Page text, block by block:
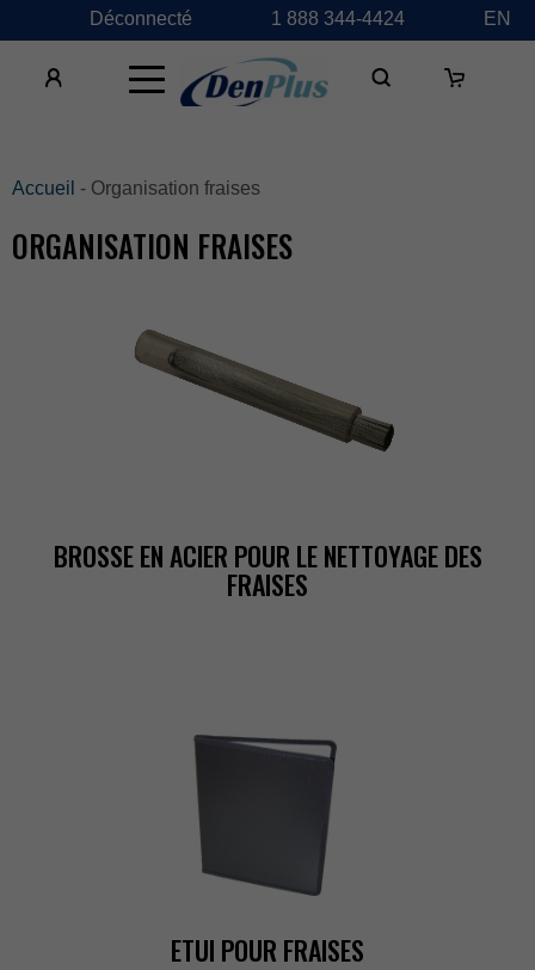
Déconnecté 1888344-4424 EN
×
Accueil -Organisationfraises
ORGANISATIONFRAISES
BROSSEENACIERPOURLENETTOYAGEDES
FRAISES
ETUIPOURFRAISES